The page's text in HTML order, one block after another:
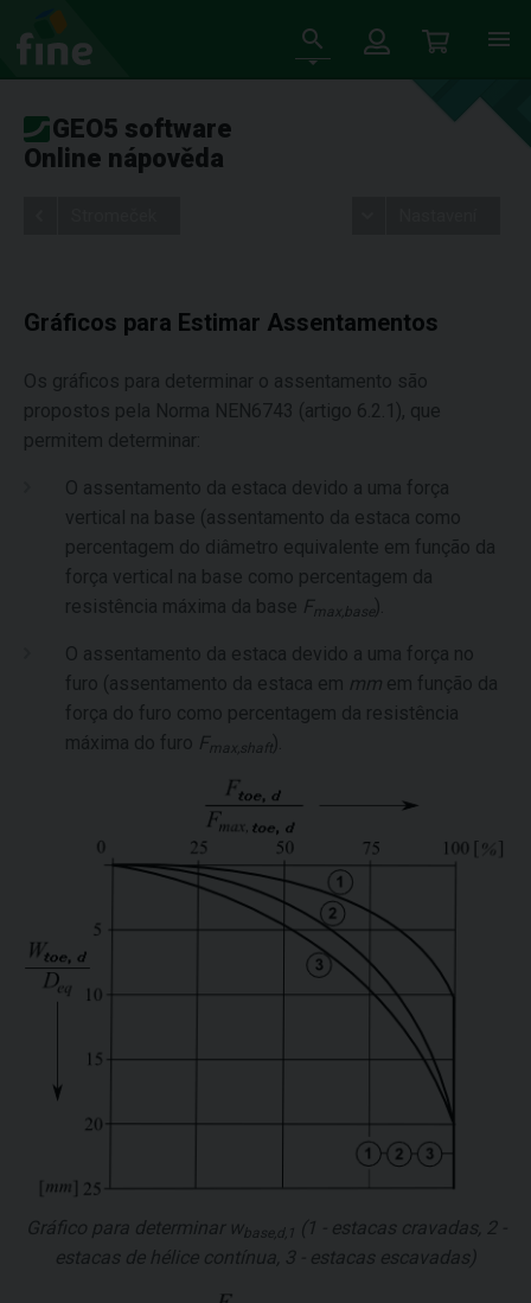
GEO5 software
Online nápověda
Gráficos para Estimar Assentamentos
Os gráficos para determinar o assentamento são
propostos pela Norma NEN6743 (artigo 6.2.1), que
permitem determinar:
O assentamento da estaca devido a uma força
vertical na base (assentamento da estaca como
percentagem do diâmetro equivalente em função da
força vertical na base como percentagem da
resistência máxima da base Fmax,base ).
O assentamento da estaca devido a uma força no
furo (assentamento da estaca em mm em função da
força do furo como percentagem da resistência
máxima do furo Fmax,shaft).
Gráfico para determinar wbase,d,1 (1 - estacas cravadas, 2 -
estacas de hélice contínua, 3 - estacas escavadas)